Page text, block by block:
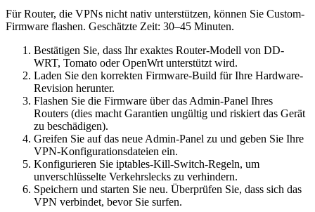
Für Router, die VPNs nicht nativ unterstützen, können Sie Custom-
Firmware flashen. Geschätzte Zeit: 30–45 Minuten.
Bestätigen Sie, dass Ihr exaktes Router-Modell von DD-
WRT, Tomato oder OpenWrt unterstützt wird.
Laden Sie den korrekten Firmware-Build für Ihre Hardware-
Revision herunter.
Flashen Sie die Firmware über das Admin-Panel Ihres
Routers (dies macht Garantien ungültig und riskiert das Gerät
zu beschädigen).
Greifen Sie auf das neue Admin-Panel zu und geben Sie Ihre
VPN-Konfigurationsdateien ein.
Konfigurieren Sie iptables-Kill-Switch-Regeln, um
unverschlüsselte Verkehrslecks zu verhindern.
Speichern und starten Sie neu. Überprüfen Sie, dass sich das
VPN verbindet, bevor Sie surfen.